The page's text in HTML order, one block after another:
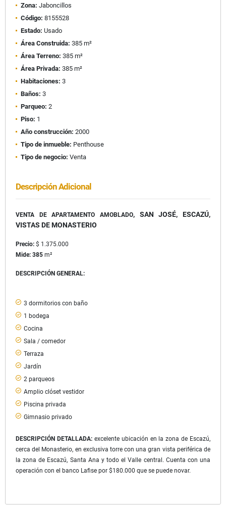
Zona: Jaboncillos
Código: 8155528
Estado: Usado
Área Construida: 385 m²
Área Terreno: 385 m²
Área Privada: 385 m²
Habitaciones: 3
Baños: 3
Parqueo: 2
Piso: 1
Año construcción: 2000
Tipo de inmueble: Penthouse
Tipo de negocio: Venta
Descripción Adicional
VENTA DE APARTAMENTO AMOBLADO, SAN JOSÉ, ESCAZÚ,
VISTAS DE MONASTERIO
Precio: $ 1.375.000
Mide: 385 m²
DESCRIPCIÓN GENERAL:
3 dormitorios con baño
1 bodega
Cocina
Sala / comedor
Terraza
Jardín
2 parqueos
Amplio clóset vestidor
Piscina privada
Gimnasio privado
DESCRIPCIÓN DETALLADA:excelente ubicación en la zona de Escazú,
cerca del Monasterio, en exclusiva torre con una gran vista periférica de
la zona de Escazú, Santa Ana y todo el Valle central. Cuenta con una
operación con el banco Lafise por $180.000 que se puede novar.